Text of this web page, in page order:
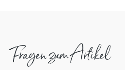
Fragen zum Artikel